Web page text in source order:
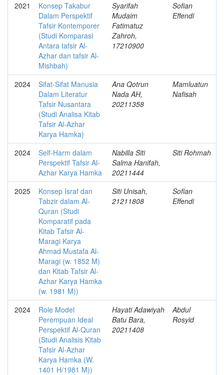
2021
Konsep Takabur
Dalam Perspektif
Tafsir Kontemporer
(Studi Komparasi
Antara tafsir Al-
Azhar dan tafsir Al-
Mishbah)
Syarifah
Mudaim
Fatimatuz
Zahroh,
17210900
Sofian
Effendi
2024
Sifat-Sifat Manusia
Dalam Literatur
Tafsir Nusantara
(Studi Analisa Kitab
Tafsir Al-Azhar
Karya Hamka)
Ana Qotrun
Nada AH,
20211358
Mamluatun
Nafisah
2024
Self-Harm dalam
Perspektif Tafsir Al-
Azhar Karya Hamka
Nabilla Siti
Salma Hanifah,
20211444
Siti Rohmah
2025
Konsep Israf dan
Tabzir dalam Al-
Quran (Studi
Komparatif pada
Kitab Tafsir Al-
Maragi Karya
Ahmad Mustafa Al-
Maragi (w. 1852 M)
dan Kitab Tafsir Al-
Azhar Karya Hamka
(w. 1981 M))
Siti Unisah,
21211808
Sofian
Effendi
2024
Role Model
Perempuan Ideal
Perspektif Al-Quran
(Studi Analisis Kitab
Tafsir Al-Azhar
Karya Hamka (W.
1401 H/1981 M))
Hayati Adawiyah
Batu Bara,
20211408
Abdul
Rosyid